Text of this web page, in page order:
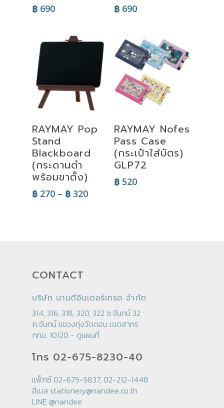
฿ 690 ฿690
Select
Options
RAYMAY Pop
Stand
Blackboard
(กระดานดำ
พร้อมขาตั้ง)
฿ 270 – ฿ 320Price
Select
Options
RAYMAY Nofes
Pass Case
(กระเป๋าใส่บัตร)
GLP72
฿520
CONTACT
บริษัท นานดีอินเตอร์เทรด จำกัด
314, 316, 318, 320, 322 ซ.จันทน์ 32
ถ.จันทน์ แขวงทุ่งวัดดอน เขตสาทร
กทม. 10120 - ดูแผนที่
โทร 02-675-8230-40
แฟ็กซ์ 02-675-5837, 02-212-1448
อีเมล stationery@nandee.co.th
LINE @nandee